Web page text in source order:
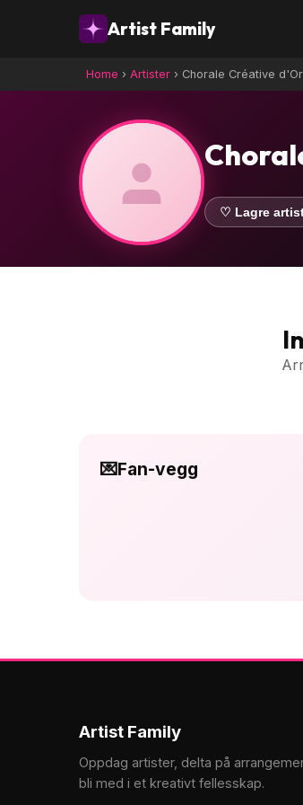
Artist Family
Home › Artister › Chorale Créative
♡ Lagre
💌Fan-vegg
Artist Family
Oppdag artister, delta på
bli med i et kreativt fellesskap.